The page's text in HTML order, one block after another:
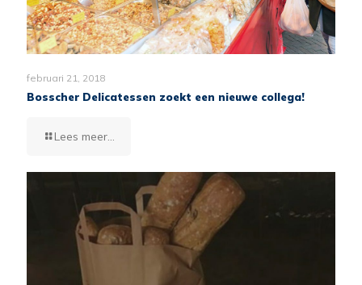
februari 21, 2018
Bosscher Delicatessen zoekt een nieuwe collega!
Lees meer...